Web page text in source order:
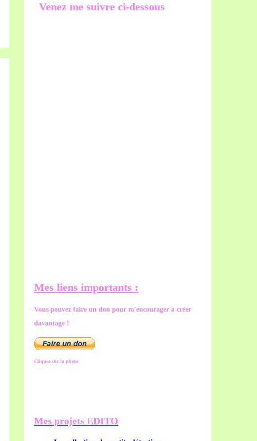
Venez me suivre ci-dessous
Mes liens importants :
Vous pouvez faire un don pour m'encourager à créer
davantage !
Cliquez sur la photo
Mes projets EDITO